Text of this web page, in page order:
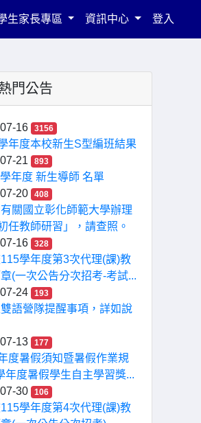
生家長專區 資訊中心 登入
門公告
16 3156
年度本校新生S型編班結果
21
893
年度 新生導師 名單
20
408
關國立彰化師範大學辦理
任教師研習」，請查照。
16
328
學年度第3次代理(課)教
(一次公告分次招考-考試...
24
193
語營隊提醒事項，詳如說
13
177
度暑假須知暨暑假作業規
年度暑假學生自主學習獎...
30
106
學年度第4次代理(課)教